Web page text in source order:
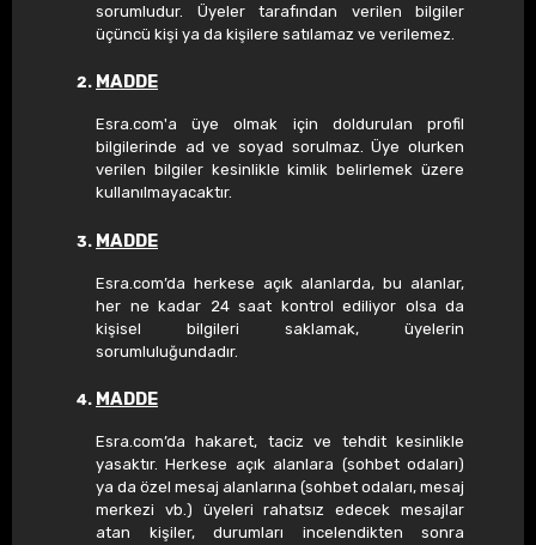
sorumludur. Üyeler tarafından verilen bilgiler
üçüncü kişi ya da kişilere satılamaz ve verilemez.
MADDE
Esra.com'a üye olmak için doldurulan profil
bilgilerinde ad ve soyad sorulmaz. Üye olurken
verilen bilgiler kesinlikle kimlik belirlemek üzere
kullanılmayacaktır.
MADDE
Esra.com’da herkese açık alanlarda, bu alanlar,
her ne kadar 24 saat kontrol ediliyor olsa da
kişisel bilgileri saklamak, üyelerin
sorumluluğundadır.
MADDE
Esra.com’da hakaret, taciz ve tehdit kesinlikle
yasaktır. Herkese açık alanlara (sohbet odaları)
ya da özel mesaj alanlarına (sohbet odaları, mesaj
merkezi vb.) üyeleri rahatsız edecek mesajlar
atan kişiler, durumları incelendikten sonra